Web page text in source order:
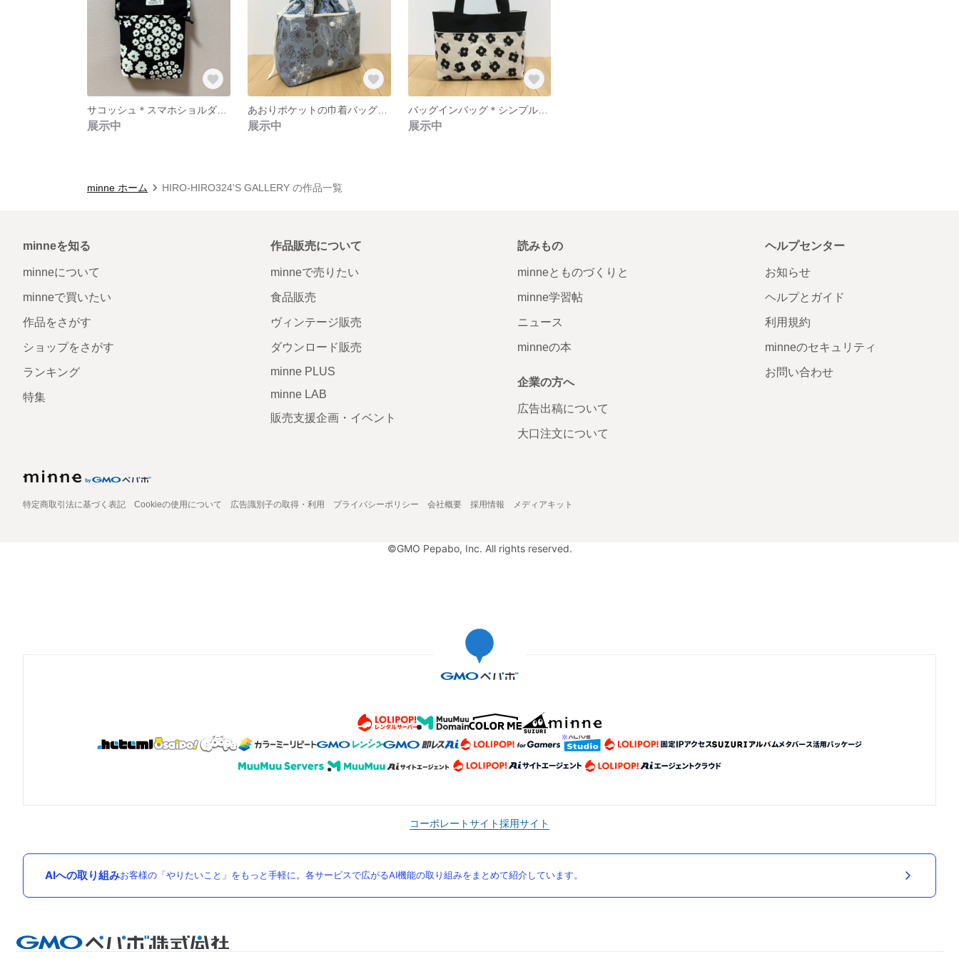
展示中
あおりポケットの巾着バッグ＊手書き風フラワー
展示中
バッグインバッグ＊シンプルフラワー
展示中
minne ホーム HIRO-HIRO324'S GALLERY の作品一覧
minneを知る
minneについて
minneで買いたい
作品をさがす
ショップをさがす
ランキング
特集
作品販売について
minneで売りたい
食品販売
ヴィンテージ販売
ダウンロード販売
minne PLUS
minne LAB
販売支援企画・イベント
読みもの
minneとものづくりと
minne学習帖
ニュース
minneの本
企業の方へ
広告出稿について
大口注文について
ヘルプセンター
お知らせ
ヘルプとガイド
利用規約
minneのセキュリティ
お問い合わせ
特定商取引法に基づく表記 Cookieの使用について 広告識別子の取得・利用 プライバシーポリシー 会社概要 採用情報 メディアキット
©GMO Pepabo, Inc. All rights reserved.
コーポレートサイト採用サイト
AIへの取り組みお客様の「やりたいこと」をもっと手軽に。各サービスで広がるAI機能の取り組みをまとめて紹介しています。